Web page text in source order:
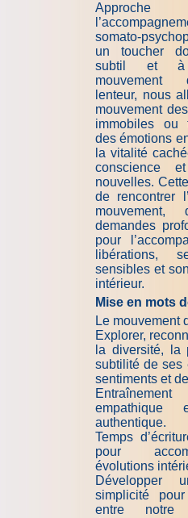
somato-
un toucher
subtil et à
mouvement
lenteur, nous
mouvement
immobiles ou
des émotions
la vitalité
conscience
nouvelles.
de rencontrer
mouvement,
demandes
pour
libérations,
sensibles et
intérieur.
Mise en mots
Le mouvement
Explorer,
la diversité, la
subtilité de ses
sentiments et
empathique
authentique.
Temps
pour
évolutions
Développer
simplicité
entre notre